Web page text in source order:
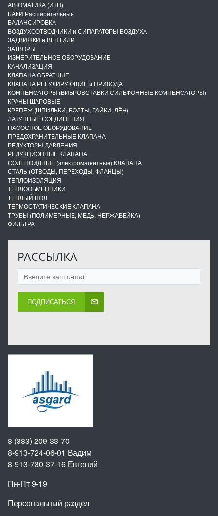
АВТОМАТИКА (ИТП)
БАКИ Расширительные
БАЛАНСИРОВКА
ВОЗДУХООТВОДЧИКИ и СИПАРАТОРЫ ВОЗДУХА
ЗАДВИЖКИ и ВЕНТИЛИ
ЗАТВОРЫ
ИЗМЕРИТЕЛЬНОЕ ОБОРУДОВАНИЕ
КАНАЛИЗАЦИЯ
КЛАПАНА ОБРАТНЫЕ
КЛАПАНА РЕГУЛИРУЮЩИЕ и ПРИВОДА
КОМПЕНСАТОРЫ (ВИБРОВСТАВКИ СИЛЬФОННЫЕ КОМПЕНСАТОРЫ)
КРАНЫ ШАРОВЫЕ
КРЕПЕЖ (ШПИЛЬКИ, БОЛТЫ, ГАЙКИ, ЛЁН)
ЛАТУННЫЕ СОЕДИНЕНИЯ
НАСОСНОЕ ОБОРУДОВАНИЕ
ПРЕДОХРАНИТЕЛЬНЫЕ КЛАПАНА
РЕДУКТОРЫ ДАВЛЕНИЯ
РЕДУКЦИОННЫЕ КЛАПАНА
СОЛЕНОИДНЫЕ (электромагнитные) КЛАПАНА
СТАЛЬ (ОТВОДЫ, ПЕРЕХОДЫ, ФЛАНЦЫ)
ТЕПЛОИЗОЛЯЦИЯ
ТЕПЛООБМЕННИКИ
ТЕПЛЫЙ ПОЛ
ТЕРМОСТАТИЧЕСКИЕ КЛАПАНА
ТРУБЫ (ПОЛИМЕРНЫЕ, МЕДЬ, НЕРЖАВЕЙКА)
ФИЛЬТРА
РАССЫЛКА
ПОДПИСАТЬСЯ
8 (383) 209-33-70
8-913-724-06-01 Вадим
8-913-730-37-16 Евгений
Пн-Пт 9-19
Персональный раздел